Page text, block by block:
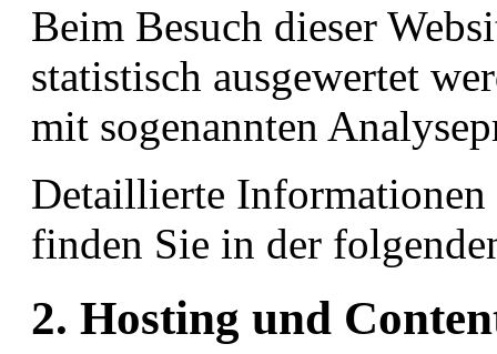
Beim Besuch dieser
statistisch ausgewertet
mit sogenannten
Detaillierte Informationen
finden Sie in der
2. Hosting und